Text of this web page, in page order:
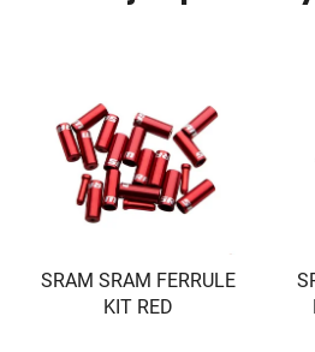
SRAM SRAM FERRULE
KIT RED